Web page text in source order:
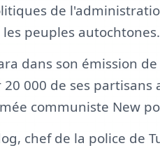
de
peuples
dans son émission
000 de ses partisans
communiste New
chef de la police de